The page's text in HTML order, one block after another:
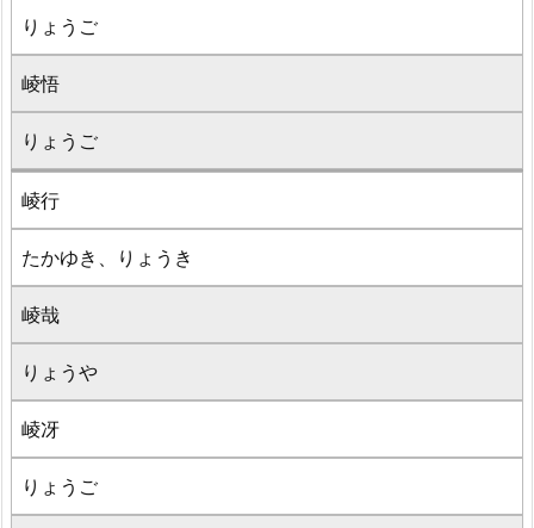
りょうご
崚悟
りょうご
崚行
たかゆき、りょうき
崚哉
りょうや
崚冴
りょうご